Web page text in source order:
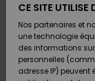
FEMME
A
SURF
SNOW
CE SITE UTILISE
Nos partenaires et
une technologie
des informations
personnelles
adresse IP) peuvent